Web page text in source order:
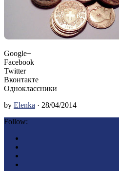
Google+
Facebook
Twitter
Вконтакте
Одноклассники
by Elenka · 28/04/2014
Follow: